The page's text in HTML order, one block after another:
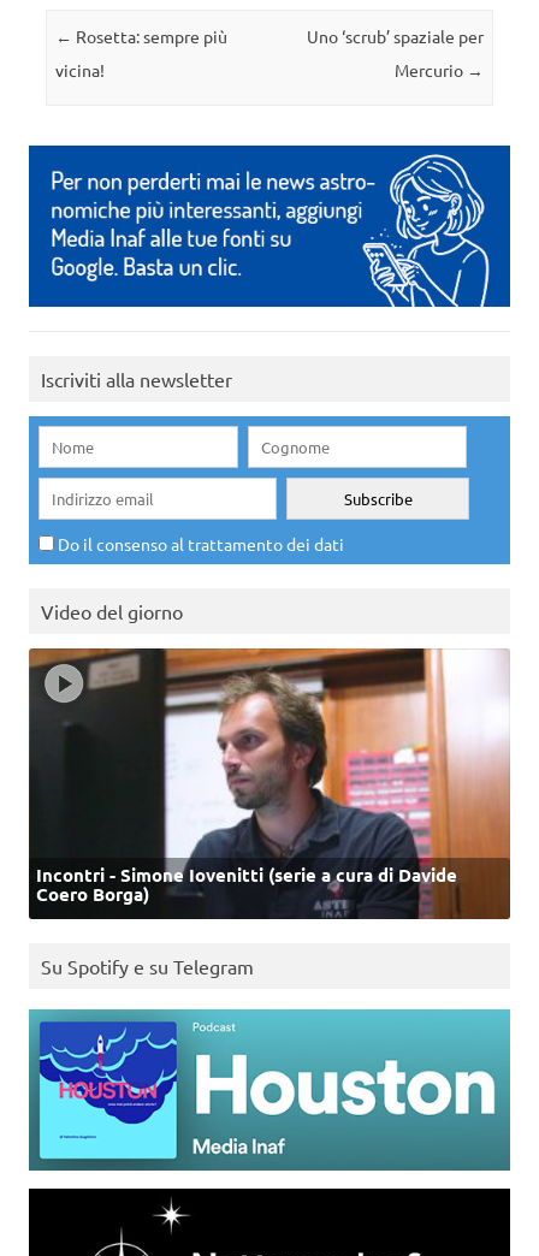
Navigazione articolo
← Rosetta: sempre più
vicina!
Uno ‘scrub’ spaziale per
Mercurio →
Iscriviti alla newsletter
Do il consenso al trattamento dei dati
Video del giorno
Incontri - Simone Iovenitti (serie a cura di Davide
Coero Borga)
Su Spotify e su Telegram